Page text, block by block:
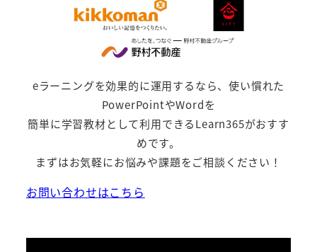
eラーニングを効果的に運用するなら、使い慣れた
PowerPointやWordを
簡単に学習教材として利用できるLearn365がおすす
めです。
まずはお気軽にお悩みや課題をご相談ください！
お問い合わせはこちら